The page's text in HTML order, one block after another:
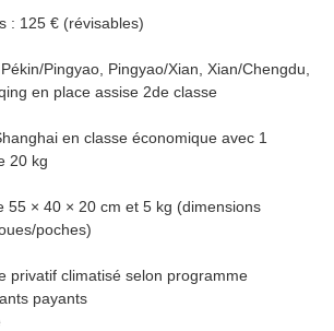
: 125 € (révisables)
Pingyao, Pingyao/Xian, Xian/Chengdu,
en place assise 2de classe
en classe économique avec 1
20 kg
55 × 40 × 20 cm et 5 kg (dimensions
poches)
privatif climatisé selon programme
payants